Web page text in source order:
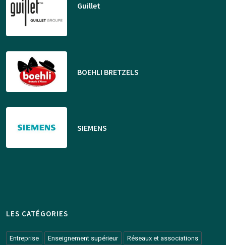
Guillet
BOEHLI BRETZELS
SIEMENS
LES CATÉGORIES
Entreprise Enseignement supérieur Réseaux et associations